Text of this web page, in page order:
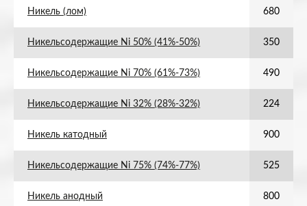
Никель (лом) 680
Никельсодержащие Ni 50% (41%-50%) 350
Никельсодержащие Ni 70% (61%-73%) 490
Никельсодержащие Ni 32% (28%-32%) 224
Никель катодный 900
Никельсодержащие Ni 75% (74%-77%) 525
Никель анодный 800